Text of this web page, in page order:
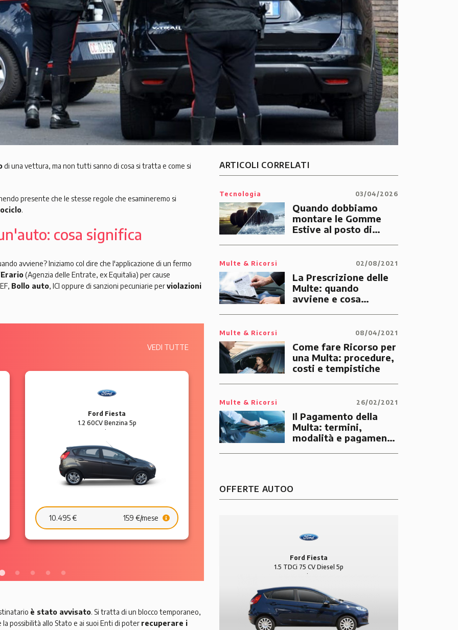
di una vettura, ma non tutti sanno di cosa si tratta e come si
presente che le stesse regole che esamineremo si
.
cosa significa
avviene? Iniziamo col dire che l'applicazione di un fermo
Erario(Agenzia delle Entrate, ex Equitalia) per cause
Bollo auto, ICI oppure di sanzioni pecuniarie perviolazioni
VEDI TUTTE
BMW Serie 4
420 d Diesel 2p Coupé
24.490 € 357 €/mese
Audi A7 SPB
3.0 TDI 272 CV Quattro S-
Tronic Diesel 5p S-line
è stato avvisato. Si tratta di un blocco temporaneo,
possibilità allo Stato e ai suoi Enti di poter recuperare i
ARTICOLI CORRELATI
Tecnologia 03/04/2026
Quando dobbiamo
montare le Gomme
Estive al posto di
Multe & Ricorsi 02/08/2021
La Prescrizione delle
Multe: quando
avviene e cosa
Multe & Ricorsi 08/04/2021
Come fare Ricorso per
una Multa: procedure,
costi e tempistiche
Multe & Ricorsi 26/02/2021
Il Pagamento della
Multa: termini,
modalità e pagamento
OFFERTE AUTOO
Ford Fiesta
1.5 TDCi 75 CV Diesel 5p
Business